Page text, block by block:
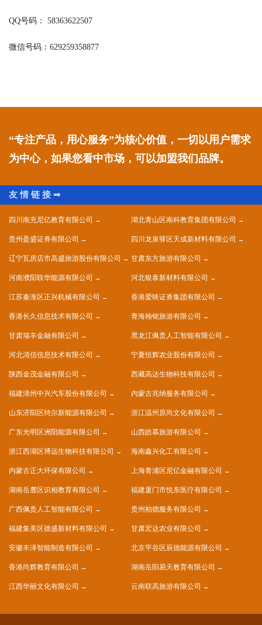
QQ号码： 58363622507
微信号码：629259358877
“专注产品，用心服务”为核心价值，一切以用户需求
为中心，如果您看中市场，可以加盟我们品牌。
四川南充尼亿教育有限公司 湖北青山区南科教育集团有限公司
贵州盈盛证券有限公司 四川龙泉驿区天成新材料有限公司
辽宁瓦房店市高盛旅游股份有限公司 甘肃东方旅游有限公司
河南濮阳联华能源有限公司 河北银泰新材料有限公司
江苏秦淮区正兴机械有限公司 香港爱映证券集团有限公司
香港长久信息技术有限公司 青海翰铭旅游有限公司
甘肃瑞丰金融有限公司 黑龙江佩贵人工智能有限公司
河北清信信息技术有限公司 宁夏恒辉农业股份有限公司
陕西金茂金融有限公司 西藏高达生物科技有限公司
福建漳州中兴汽车股份有限公司 内蒙古兆纳服务有限公司
山东济阳区特尔新能源有限公司 浙江温州原尚文化有限公司
广东光明区洲阳能源有限公司 山西皓慕旅游有限公司
浙江西湖区博远生物科技有限公司 海南鑫兴化工有限公司
内蒙古正大环保有限公司 上海青浦区尼亿金融有限公司
湖南岳麓区识相教育有限公司 福建厦门市悦东医疗有限公司
广西佩贵人工智能有限公司 贵州柏德服务有限公司
福建集美区德盛新材料有限公司 甘肃宏达农业有限公司
安徽丰泽智能制造有限公司 北京平谷区辰德能源有限公司
香港尚辉教育有限公司 湖南岳阳易天教育有限公司
江西华丽文化有限公司 云南联高旅游有限公司